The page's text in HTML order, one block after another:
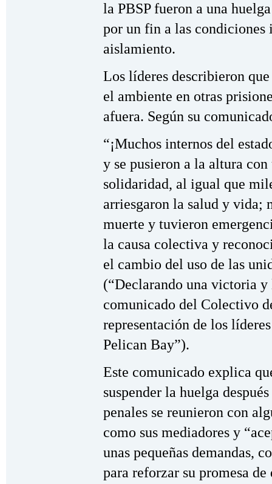
la PBSP fueron a una
por un fin a las condiciones
aislamiento.
Los líderes describieron
el ambiente en otras
afuera. Según su
“¡Muchos internos del
y se pusieron a la altura
solidaridad, al igual que
arriesgaron la salud y vida;
muerte y tuvieron
la causa colectiva y
el cambio del uso de las
(“Declarando una victoria
comunicado del Colectivo
representación de los
Pelican Bay”).
Este comunicado explica
suspender la huelga
penales se reunieron con
como sus mediadores y
unas pequeñas demandas,
para reforzar su promesa